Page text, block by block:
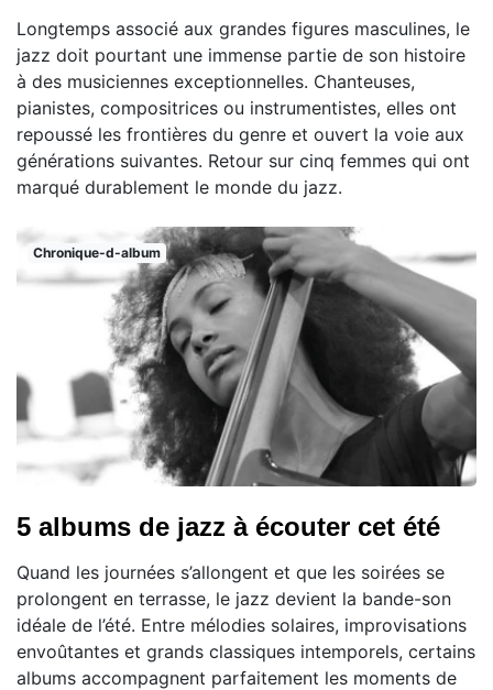
Longtemps associé aux grandes figures masculines, le
jazz doit pourtant une immense partie de son histoire
à des musiciennes exceptionnelles. Chanteuses,
pianistes, compositrices ou instrumentistes, elles ont
repoussé les frontières du genre et ouvert la voie aux
générations suivantes. Retour sur cinq femmes qui ont
marqué durablement le monde du jazz.
Chronique-d-album
5 albums de jazz à écouter cet été
Quand les journées s’allongent et que les soirées se
prolongent en terrasse, le jazz devient la bande-son
idéale de l’été. Entre mélodies solaires, improvisations
envoûtantes et grands classiques intemporels, certains
albums accompagnent parfaitement les moments de